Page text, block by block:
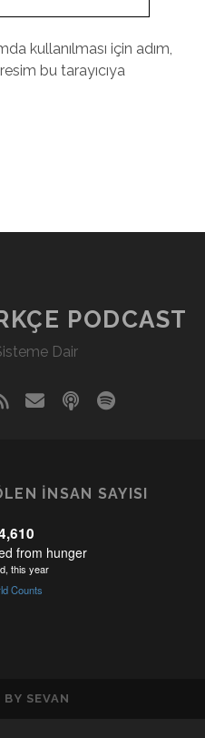
kullanılması için adım,
bu tarayıcıya
PODCAST
Dair
rss epostapodcastspotify
İNSAN SAYISI
BY SEVAN